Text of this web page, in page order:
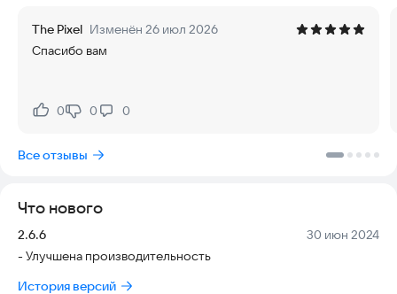
идеально подходит для плавной записи экрана на любом
устройстве Android.
- Можно **бесплатно снимать видео с экрана любого
- **Полностью бесплатный доступ ко всем функциям**
- **Запись с экрана со звуком**
другим контентмейкерам. Также удобен для компаний, где
видеосвязь стала такой же распространенной, как и
The Pixel Изменён 26 июл 2026
Спасибо вам
Нравится:
0Не нравится:
0 0
Все отзывы
Что нового
Версия:
2.6.6 Дата:
30 июн 2024
- Улучшена производительность
История версий